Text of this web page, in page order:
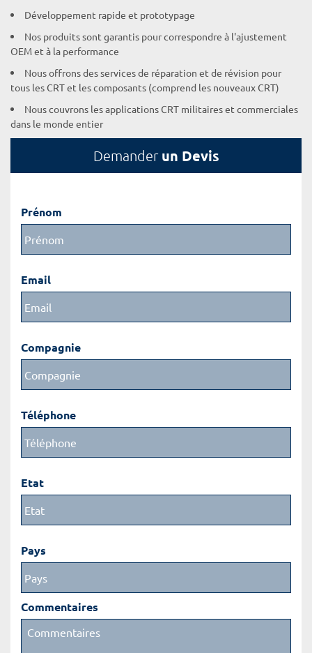
Développement rapide et prototypage
Nos produits sont garantis pour correspondre à l'ajustement
OEM et à la performance
Nous offrons des services de réparation et de révision pour
tous les CRT et les composants (comprend les nouveaux CRT)
Nous couvrons les applications CRT militaires et commerciales
dans le monde entier
Demander un Devis
Prénom
Email
Compagnie
Téléphone
Etat
Pays
Commentaires